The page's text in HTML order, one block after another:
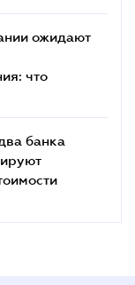
ожидают
что
банка